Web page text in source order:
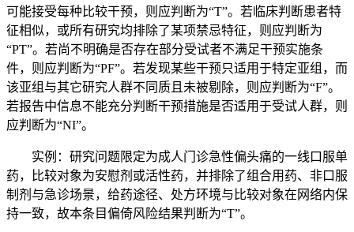
可能接受每种比较干预，则应判断为“T”。若临床判断患者特
征相似，或所有研究均排除了某项禁忌特征，则应判断为
“PT”。若尚不明确是否存在部分受试者不满足干预实施条
件，则应判断为“PF”。若发现某些干预只适用于特定亚组，而
该亚组与其它研究人群不同质且未被剔除，则应判断为“F”。
若报告中信息不能充分判断干预措施是否适用于受试人群，则
应判断为“NI”。
实例：研究问题限定为成人门诊急性偏头痛的一线口服单
药，比较对象为安慰剂或活性药，并排除了组合用药、非口服
制剂与急诊场景，给药途径、处方环境与比较对象在网络内保
持一致，故本条目偏倚风险结果判断为“T”。